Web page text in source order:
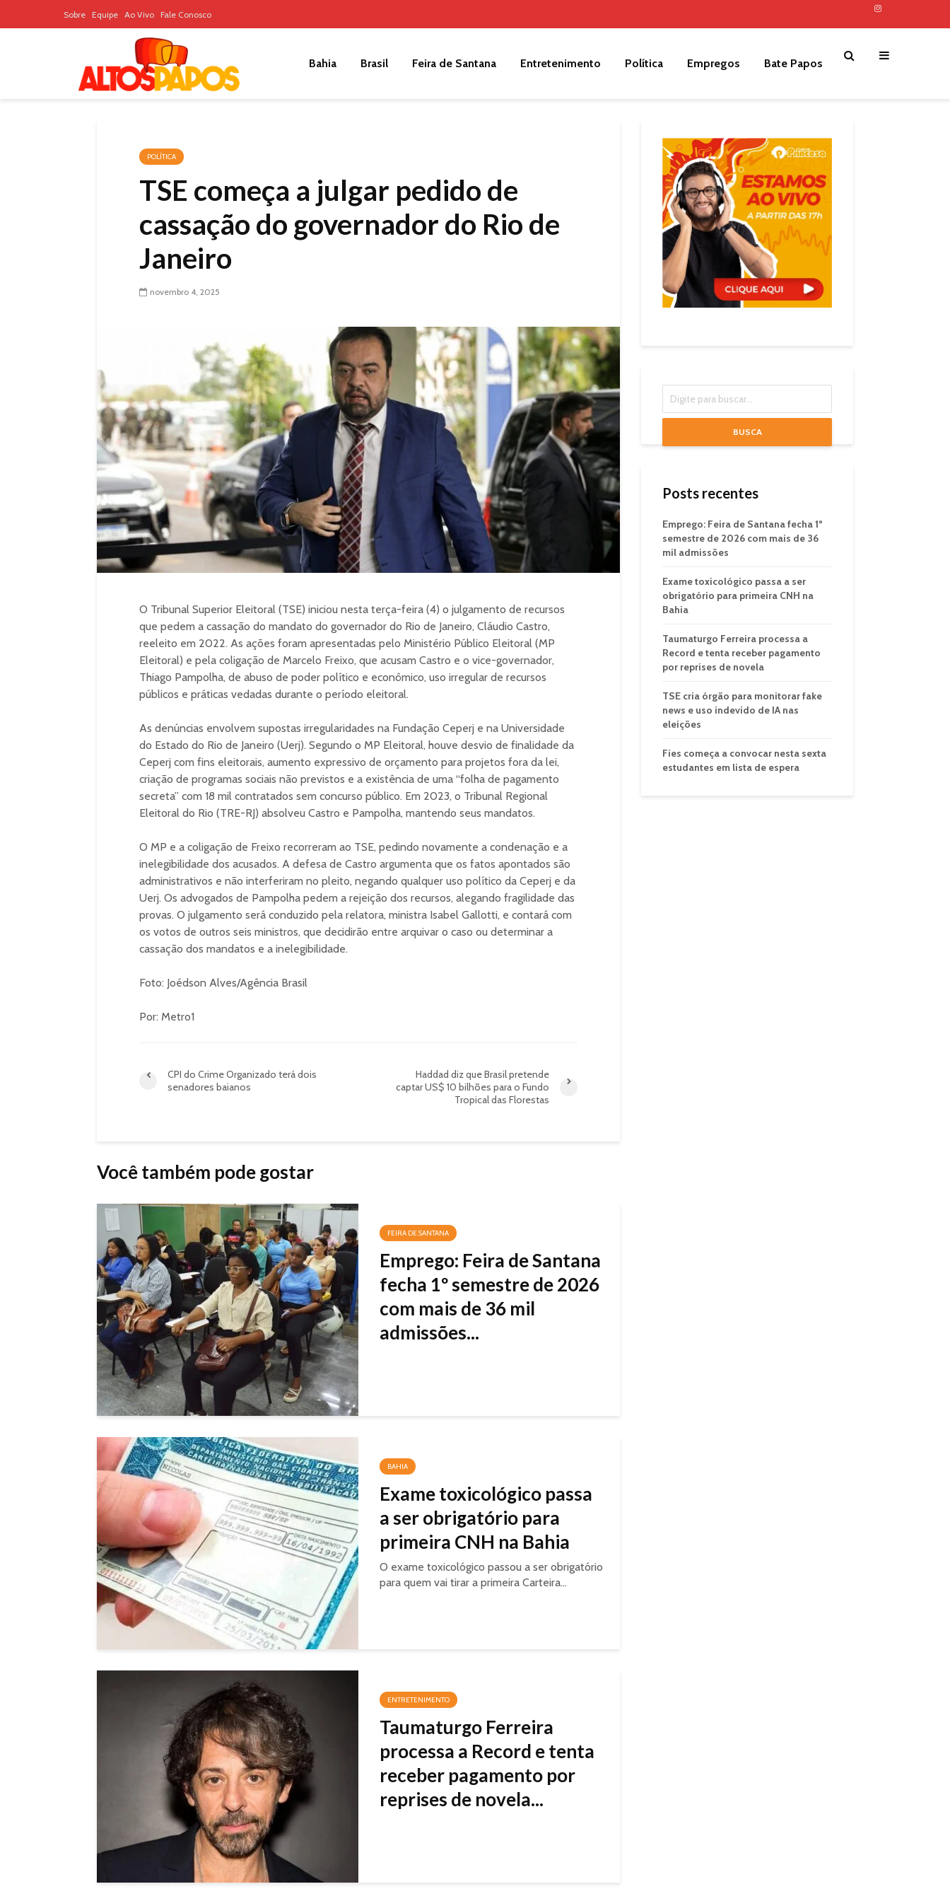
Sobre Equipe Ao Vivo Fale Conosco
Bahia Brasil Feira de Santana Entretenimento Política Empregos Bate Papos
POLÍTICA
TSE começa a julgar pedido de
cassação do governador do Rio de
Janeiro
novembro 4, 2025
O Tribunal Superior Eleitoral (TSE) iniciou nesta terça-feira (4) o julgamento de recursos
que pedem a cassação do mandato do governador do Rio de Janeiro, Cláudio Castro,
reeleito em 2022. As ações foram apresentadas pelo Ministério Público Eleitoral (MP
Eleitoral) e pela coligação de Marcelo Freixo, que acusam Castro e o vice-governador,
Thiago Pampolha, de abuso de poder político e econômico, uso irregular de recursos
públicos e práticas vedadas durante o período eleitoral.
As denúncias envolvem supostas irregularidades na Fundação Ceperj e na Universidade
do Estado do Rio de Janeiro (Uerj). Segundo o MP Eleitoral, houve desvio de finalidade da
Ceperj com fins eleitorais, aumento expressivo de orçamento para projetos fora da lei,
criação de programas sociais não previstos e a existência de uma “folha de pagamento
secreta” com 18 mil contratados sem concurso público. Em 2023, o Tribunal Regional
Eleitoral do Rio (TRE-RJ) absolveu Castro e Pampolha, mantendo seus mandatos.
O MP e a coligação de Freixo recorreram ao TSE, pedindo novamente a condenação e a
inelegibilidade dos acusados. A defesa de Castro argumenta que os fatos apontados são
administrativos e não interferiram no pleito, negando qualquer uso político da Ceperj e da
Uerj. Os advogados de Pampolha pedem a rejeição dos recursos, alegando fragilidade das
provas. O julgamento será conduzido pela relatora, ministra Isabel Gallotti, e contará com
os votos de outros seis ministros, que decidirão entre arquivar o caso ou determinar a
cassação dos mandatos e a inelegibilidade.
Foto: Joédson Alves/Agência Brasil
Por: Metro1
CPI do Crime Organizado terá dois
senadores baianos
Haddad diz que Brasil pretende
captar US$ 10 bilhões para o Fundo
Tropical das Florestas
Você também pode gostar
FEIRA DE SANTANA
Emprego: Feira de Santana
fecha 1º semestre de 2026
com mais de 36 mil
admissões...
BAHIA
Exame toxicológico passa
a ser obrigatório para
primeira CNH na Bahia
O exame toxicológico passou a ser obrigatório
para quem vai tirar a primeira Carteira...
ENTRETENIMENTO
Taumaturgo Ferreira
processa a Record e tenta
receber pagamento por
reprises de novela...
BUSCA
Posts recentes
Emprego: Feira de Santana fecha 1º
semestre de 2026 com mais de 36
mil admissões
Exame toxicológico passa a ser
obrigatório para primeira CNH na
Bahia
Taumaturgo Ferreira processa a
Record e tenta receber pagamento
por reprises de novela
TSE cria órgão para monitorar fake
news e uso indevido de IA nas
eleições
Fies começa a convocar nesta sexta
estudantes em lista de espera